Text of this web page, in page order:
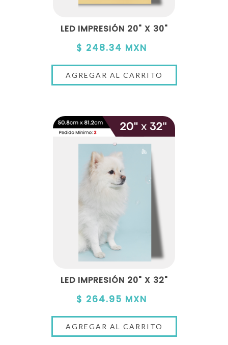
LED IMPRESIÓN 20" X 30"
$ 248.34 MXN
LED IMPRESIÓN 20" X 32"
$ 264.95 MXN